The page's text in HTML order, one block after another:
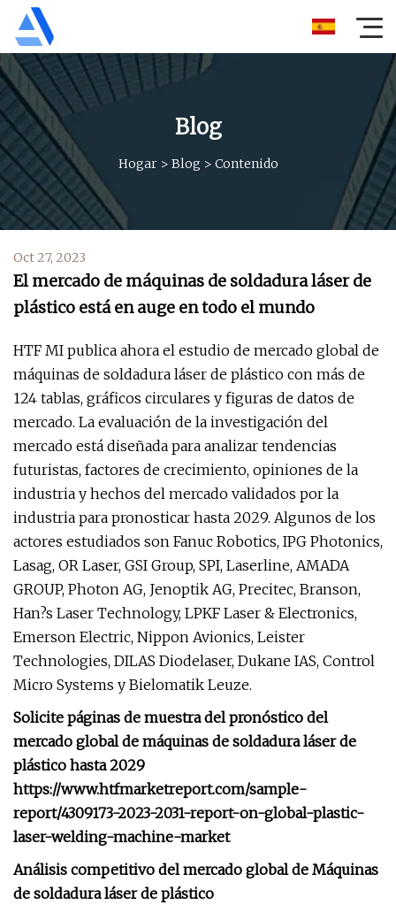
Blog
Hogar> Blog > Contenido
Oct 27, 2023
El mercado de máquinas de soldadura láser de
plástico está en auge en todo el mundo
HTF MI publica ahora el estudio de mercado global de
máquinas de soldadura láser de plástico con más de
124 tablas, gráficos circulares y figuras de datos de
mercado. La evaluación de la investigación del
mercado está diseñada para analizar tendencias
futuristas, factores de crecimiento, opiniones de la
industria y hechos del mercado validados por la
industria para pronosticar hasta 2029. Algunos de los
actores estudiados son Fanuc Robotics, IPG Photonics,
Lasag, OR Laser, GSI Group, SPI, Laserline, AMADA
GROUP, Photon AG, Jenoptik AG, Precitec, Branson,
Han?s Laser Technology, LPKF Laser & Electronics,
Emerson Electric, Nippon Avionics, Leister
Technologies, DILAS Diodelaser, Dukane IAS, Control
Micro Systems y Bielomatik Leuze.
Solicite páginas de muestra del pronóstico del
mercado global de máquinas de soldadura láser de
plástico hasta 2029
https://www.htfmarketreport.com/sample-
report/4309173-2023-2031-report-on-global-plastic-
laser-welding-machine-market
Análisis competitivo del mercado global de Máquinas
de soldadura láser de plástico